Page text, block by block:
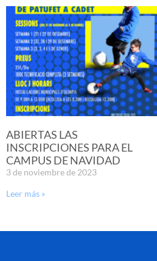
ABIERTAS LAS
INSCRIPCIONES PARA EL
CAMPUS DE NAVIDAD
3 de noviembre de 2023
Leer más »